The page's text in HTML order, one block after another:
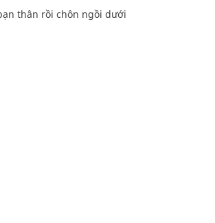
thân rồi chôn ngồi dưới